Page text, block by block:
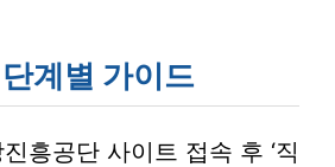
계별 가이드
흥공단 사이트 접속 후 ‘직